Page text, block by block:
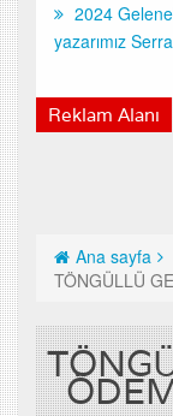
2024
yazarımız
Reklam Alanı
Ana sayfa
TÖNGÜLLÜ